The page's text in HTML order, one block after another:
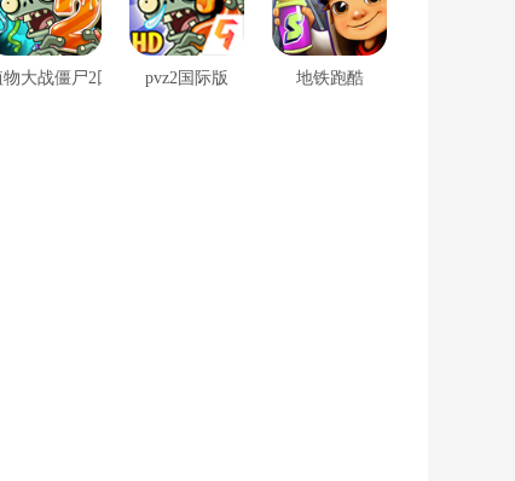
物大战僵尸2回忆之旅pvz2国际版 地铁跑酷